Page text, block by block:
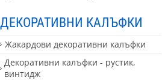
ДЕКОРАТИВНИ КАЛЪФКИ
Жакардови декоративни калъфки
Декоративни калъфки - рустик,
винтидж